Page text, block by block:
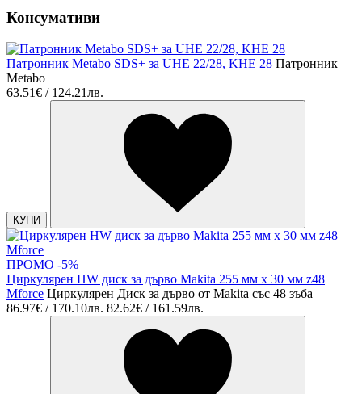
Консумативи
Патронник Metabo SDS+ за UHE 22/28, KHE 28 Патронник
Metabo
63.51€ / 124.21лв.
КУПИ
ПРОМО -5%
Циркулярен HW диск за дърво Makita 255 мм х 30 мм z48
Mforce Циркулярен Диск за дърво от Makita със 48 зъба
86.97€ / 170.10лв. 82.62€ / 161.59лв.